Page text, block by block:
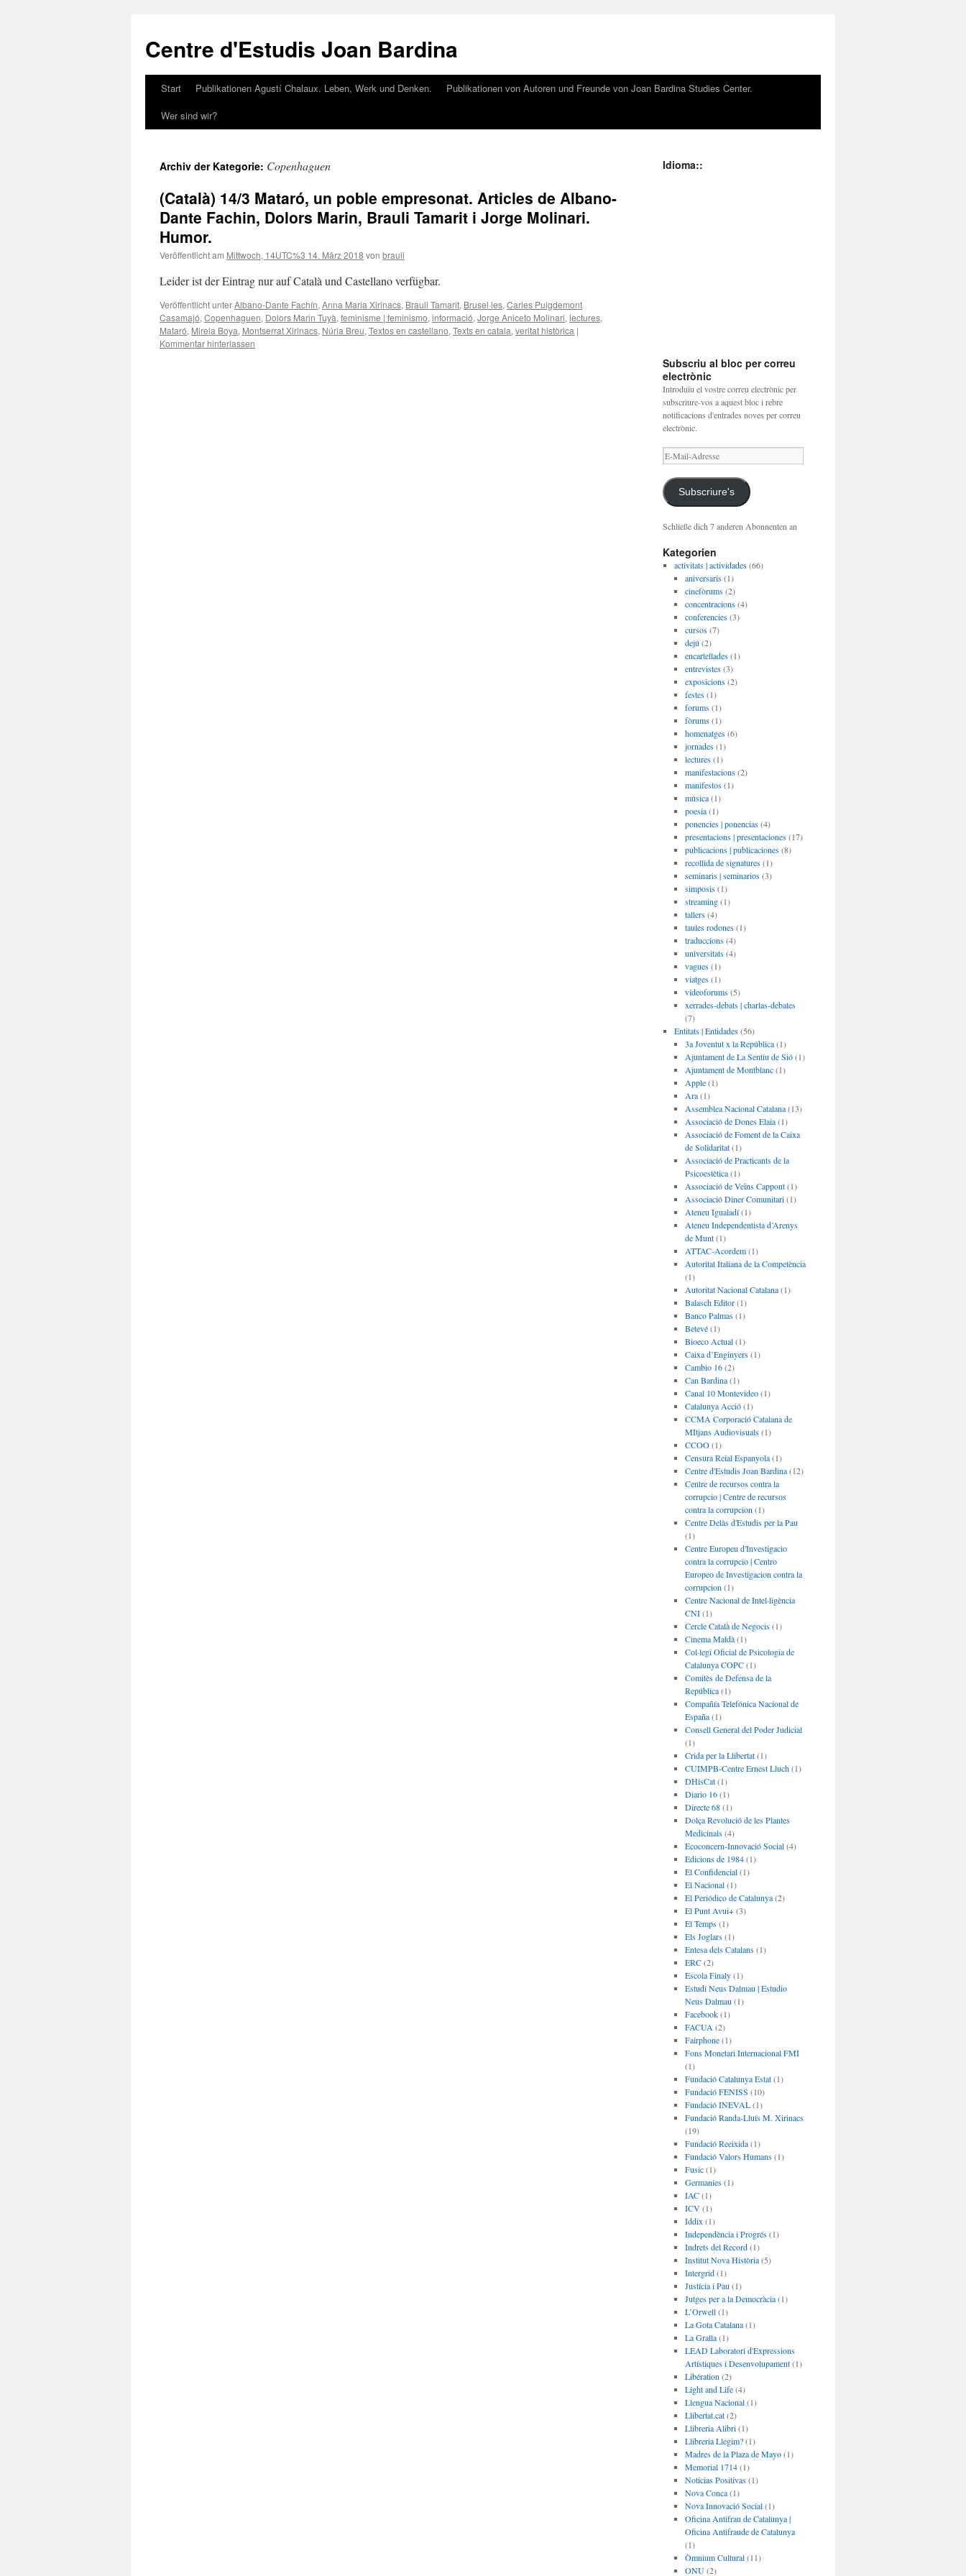
springen
Centre d'Estudis Joan Bardina
Start Publikationen Agustí Chalaux. Leben, Werk und Denken.
Publikationen von Autoren und Freunde von Joan Bardina Studies Center.
Wer sind wir?
Archiv der Kategorie: Copenhaguen
(Català) 14/3 Mataró, un poble empresonat. Articles de Albano-
Dante Fachin, Dolors Marin, Brauli Tamarit i Jorge Molinari.
Humor.
Veröffentlicht am Mittwoch, 14UTC%3 14. März 2018 von brauli
Leider ist der Eintrag nur auf Català und Castellano verfügbar.
Veröffentlicht unterAlbano-Dante Fachín, Anna Maria Xirinacs, Brauli Tamarit, Brusel·les, Carles Puigdemont
Casamajó, Copenhaguen, Dolors Marin Tuyà, feminisme | feminismo, informació, Jorge Aniceto Molinari, lectures,
Mataró, Mireia Boya, Montserrat Xirinacs, Núria Breu, Textos en castellano, Texts en catala, veritat històrica |
Kommentar hinterlassen
Idioma::
Subscriu al bloc per correu
electrònic
Introduïu el vostre correu electrònic per
subscriure-vos a aquest bloc i rebre
notificacions d'entrades noves per correu
electrònic.
E-
Mail-
Adresse
Subscriure's
Schließe dich 7 anderen Abonnenten an
Kategorien
activitats | actividades(66)
aniversaris(1)
cinefòrums(2)
concentracions(4)
conferencies(3)
cursos(7)
dejú (2)
encartellades(1)
entrevistes(3)
exposicions(2)
festes(1)
forums(1)
fòrums(1)
homenatges(6)
jornades(1)
lectures(1)
manifestacions(2)
manifestos(1)
música(1)
poesia(1)
ponencies | ponencias(4)
presentacions | presentaciones(17)
publicacions | publicaciones(8)
recollida de signatures(1)
seminaris | seminarios(3)
simposis(1)
streaming(1)
tallers(4)
taules rodones(1)
traduccions(4)
universitats(4)
vagues(1)
viatges(1)
videoforums(5)
xerrades-debats | charlas-debates
(7)
Entitats | Entidades(56)
3a Joventut x la República(1)
Ajuntament de La Sentiu de Sió(1)
Ajuntament de Montblanc(1)
Apple(1)
Ara(1)
Assemblea Nacional Catalana(13)
Associació de Dones Elaia(1)
Associació de Foment de la Caixa
de Solidaritat(1)
Associació de Practicants de la
Psicoestètica(1)
Associació de Veïns Cappont(1)
Associació Diner Comunitari(1)
Ateneu Igualadí(1)
Ateneu Independentista d’Arenys
de Munt(1)
ATTAC-Acordem(1)
Autoritat Italiana de la Competència
(1)
Autoritat Nacional Catalana(1)
Balasch Editor(1)
Banco Palmas(1)
Betevé(1)
Bioeco Actual(1)
Caixa d’Enginyers(1)
Cambio 16(2)
Can Bardina(1)
Canal 10 Montevideo(1)
Catalunya Acció(1)
CCMA Corporació Catalana de
MItjans Audiovisuals(1)
CCOO(1)
Censura Reial Espanyola(1)
Centre d'Estudis Joan Bardina(12)
Centre de recursos contra la
corrupcio | Centre de recursos
contra la corrupcion (1)
Centre Delàs d'Estudis per la Pau
(1)
Centre Europeu d'Investigacio
contra la corrupcio | Centro
Europeo de Investigacion contra la
corrupcion (1)
Centre Nacional de Intel·ligència
CNI(1)
Cercle Català de Negocis(1)
Cinema Maldà(1)
Col·legi Oficial de Psicologia de
Catalunya COPC(1)
Comitès de Defensa de la
República(1)
Compañía Telefónica Nacional de
España(1)
Consell General del Poder Judicial
(1)
Crida per la Llibertat(1)
CUIMPB-Centre Ernest Lluch(1)
DHisCat(1)
Diario 16(1)
Directe 68(1)
Dolça Revolució de les Plantes
Medicinals(4)
Ecoconcern-Innovació Social(4)
Edicions de 1984(1)
El Confidencial(1)
El Nacional(1)
El Periódico de Catalunya(2)
El Punt Avui+(3)
El Temps(1)
Els Joglars(1)
Entesa dels Catalans(1)
ERC(2)
Escola Finaly(1)
Estudi Neus Dalmau | Estudio
Neus Dalmau (1)
Facebook(1)
FACUA (2)
Fairphone(1)
Fons Monetari Internacional FMI
(1)
Fundació Catalunya Estat(1)
Fundació FENISS (10)
Fundació INEVAL(1)
Fundació Randa-Lluís M. Xirinacs
(19)
Fundació Reeixida(1)
Fundació Valors Humans(1)
Fusic(1)
Germanies(1)
IAC(1)
ICV(1)
Iddix (1)
Independència i Progrés(1)
Indrets del Record(1)
Institut Nova Història(5)
Intergrid(1)
Justícia i Pau (1)
Jutges per a la Democràcia(1)
L’Orwell(1)
La Gota Catalana(1)
La Gralla(1)
LEAD Laboratori d'Expressions
Artístiques i Desenvolupament(1)
Libération (2)
Light and Life(4)
Llengua Nacional(1)
Llibertat.cat(2)
Llibreria Alibri(1)
Llibreria Llegim?(1)
Madres de la Plaza de Mayo(1)
Memorial 1714(1)
Noticias Positivas(1)
Nova Conca(1)
Nova Innovació Social(1)
Oficina Antifrau de Catalunya |
Oficina Antifraude de Catalunya
(1)
Òmnium Cultural(11)
ONU(2)